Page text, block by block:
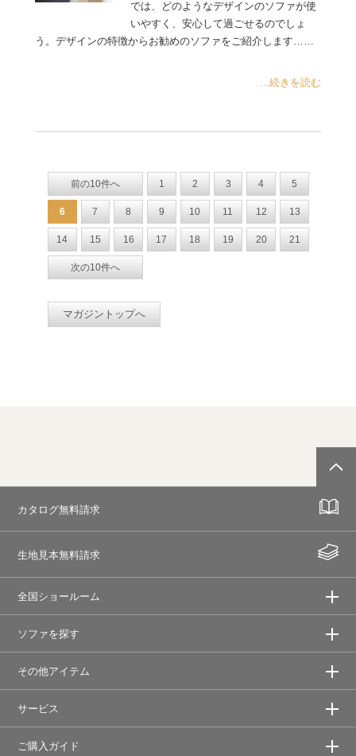
では、どのようなデザインのソファが使
いやすく、安心して過ごせるのでしょ
う。デザインの特徴からお勧めのソファをご紹介します……
...続きを読む
前の10件へ 1 2 3 4 5
6 7 8 9 10 11 12 13
14 15 16 17 18 19 20 21
次の10件へ
マガジントップへ
カタログ無料請求
生地見本無料請求
全国ショールーム
ソファを探す
その他アイテム
サービス
ご購入ガイド